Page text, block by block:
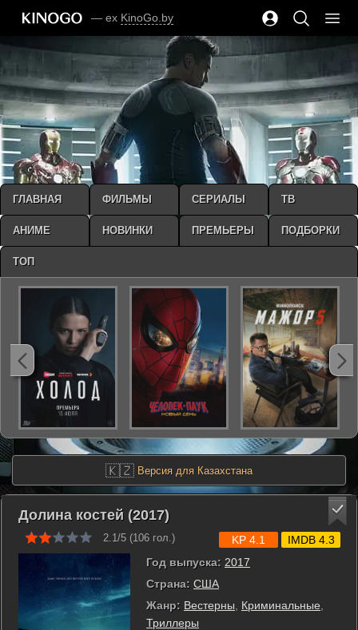
— ex KinoGo.by
🇰🇿 Версия для Казахстана
Долина костей (2017)
2.1/5 (106 гол.)
Год выпуска: 2017
Страна: США
Жанр: Вестерны Криминальные
Триллеры
KP 4.1 IMDB 4.3
ГЛАВНАЯ ФИЛЬМЫ СЕРИАЛЫ ТВ
АНИМЕ НОВИНКИ ПРЕМЬЕРЫ ПОДБОРКИ
ТОП